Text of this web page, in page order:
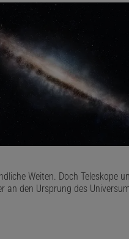
Weiten. Doch Teleskope
an den Ursprung des